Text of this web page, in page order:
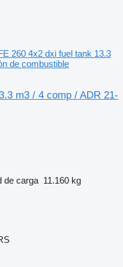
260 4x2 dxi fuel tank 13.3
de combustible
m3 / 4 comp / ADR 21-
de carga 11.160 kg